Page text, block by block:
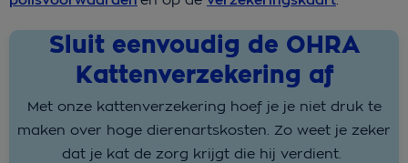
Sluit eenvoudig de OHRA
Kattenverzekering af
Met onze kattenverzekering hoef je je niet druk te
maken over hoge dierenartskosten. Zo weet je zeker
dat je kat de zorg krijgt die hij verdient.